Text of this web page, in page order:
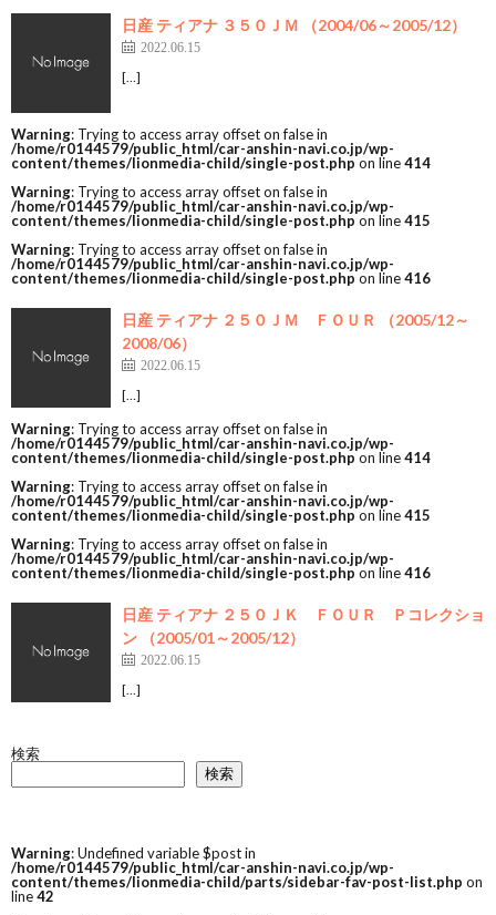
日産 ティアナ ３５０ＪＭ （2004/06～2005/12）
2022.06.15
[…]
Warning: Trying to access array offset on false in
/home/r0144579/public_html/car-anshin-navi.co.jp/wp-
content/themes/lionmedia-child/single-post.php on line414
Warning: Trying to access array offset on false in
/home/r0144579/public_html/car-anshin-navi.co.jp/wp-
content/themes/lionmedia-child/single-post.php on line415
Warning: Trying to access array offset on false in
/home/r0144579/public_html/car-anshin-navi.co.jp/wp-
content/themes/lionmedia-child/single-post.php on line416
日産 ティアナ ２５０ＪＭ ＦＯＵＲ （2005/12～
2008/06）
2022.06.15
[…]
Warning: Trying to access array offset on false in
/home/r0144579/public_html/car-anshin-navi.co.jp/wp-
content/themes/lionmedia-child/single-post.php on line414
Warning: Trying to access array offset on false in
/home/r0144579/public_html/car-anshin-navi.co.jp/wp-
content/themes/lionmedia-child/single-post.php on line415
Warning: Trying to access array offset on false in
/home/r0144579/public_html/car-anshin-navi.co.jp/wp-
content/themes/lionmedia-child/single-post.php on line416
日産 ティアナ ２５０ＪＫ ＦＯＵＲ Ｐコレクショ
ン （2005/01～2005/12）
2022.06.15
[…]
検索
検索
Warning: Undefined variable $post in
/home/r0144579/public_html/car-anshin-navi.co.jp/wp-
content/themes/lionmedia-child/parts/sidebar-fav-post-list.php on
line42